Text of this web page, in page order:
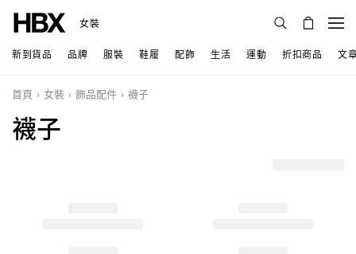
女裝
新到貨品 品牌 服裝 鞋履 配飾 生活 運動 折扣商品 文
首頁 女裝 飾品配件 襪子
襪子